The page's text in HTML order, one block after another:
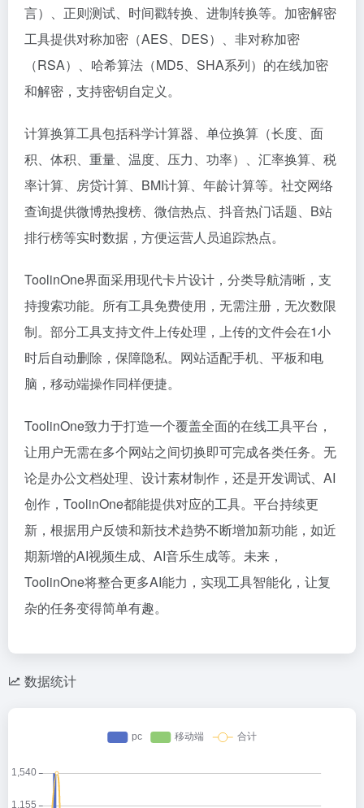
言）、正则测试、时间戳转换、进制转换等。加密解密
工具提供对称加密（AES、DES）、非对称加密
（RSA）、哈希算法（MD5、SHA系列）的在线加密
和解密，支持密钥自定义。
计算换算工具包括科学计算器、单位换算（长度、面
积、体积、重量、温度、压力、功率）、汇率换算、税
率计算、房贷计算、BMI计算、年龄计算等。社交网络
查询提供微博热搜榜、微信热点、抖音热门话题、B站
排行榜等实时数据，方便运营人员追踪热点。
ToolinOne界面采用现代卡片设计，分类导航清晰，支
持搜索功能。所有工具免费使用，无需注册，无次数限
制。部分工具支持文件上传处理，上传的文件会在1小
时后自动删除，保障隐私。网站适配手机、平板和电
脑，移动端操作同样便捷。
ToolinOne致力于打造一个覆盖全面的在线工具平台，
让用户无需在多个网站之间切换即可完成各类任务。无
论是办公文档处理、设计素材制作，还是开发调试、AI
创作，ToolinOne都能提供对应的工具。平台持续更
新，根据用户反馈和新技术趋势不断增加新功能，如近
期新增的AI视频生成、AI音乐生成等。未来，
ToolinOne将整合更多AI能力，实现工具智能化，让复
杂的任务变得简单有趣。
数据统计